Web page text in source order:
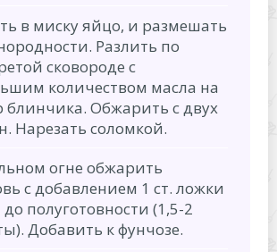
в миску яйцо, и размешать
Разлить по
сковороде с
количеством масла на
блинчика. Обжарить с двух
Нарезать соломкой.
огне обжарить
с добавлением 1 ст. ложки
полуготовности (1,5-2
Добавить к фунчозе.